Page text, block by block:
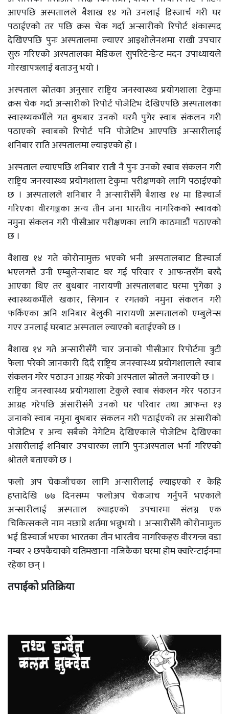
आएपछि अस्पतालले बैशाख १४ गते उनलाई डिस्जार्च गरी घर
पठाईएको तर पछि क्रस चेक गर्दा अन्सारीको रिपोर्ट शंकास्पद
देखिएपछि पुनः अस्पतालमा ल्याएर आइशोलेनशमा राखी उपचार
सुरु गरिएको अस्पतालका मेडिकल सुपरिटेन्डेन्ट मदन उपाध्यायले
गोरखापत्रलाई बताउनु भयो ।
अस्पताल स्रोतका अनुसार राष्ट्रिय जनस्वास्थ्य प्रयोगशाला टेकुमा
क्रस चेक गर्दा अन्सारीको रिपोर्ट पोजेटिभ देखिएपछि अस्पतालका
स्वास्थ्यकर्मीले गत बुधबार उनको घरमै पुगेर स्वाब संकलन गरी
पठाएको स्वाबको रिपोर्ट पनि पोजेटिभ आएपछि अन्सारीलाई
शनिबार राति अस्पतालमा ल्याइएको हो ।
अस्पताल ल्याएपछि शनिबार राती नै पुनः उनको स्बाव संकलन गरी
राष्ट्रिय जनस्वास्थ्य प्रयोगशाला टेकुमा परीक्षणको लागि पठाईएको
छ । अस्पतालले शनिबार नै अन्सारीसँगै बैशाख १४ मा डिस्चार्ज
गरिएका वीरगञ्जका अन्य तीन जना भारतीय नागरिकको स्बावको
नमुना संकलन गरी पीसीआर परीक्षणका लागि काठमाडौं पठाएको
छ ।
वैशाख १४ गते कोरोनामुक्त भएको भनी अस्पतालबाट डिस्चार्ज
भएलगत्तै उनी एम्बुलेन्सबाट घर गई परिवार र आफन्तसँग बस्दै
आएका थिए तर बुधबार नारायणी अस्पतालबाट घरमा पुगेका ३
स्वास्थ्यकर्मीले खकार, सिगान र रगतको नमुना संकलन गरी
फर्किएका अनि शनिबार बेलुकी नारायणी अस्पतालको एम्बुलेन्स
गएर उनलाई घरबाट अस्पताल ल्याएको बताईएको छ ।
बैशाख १४ गते अन्सारीसँगै चार जनाको पीसीआर रिपोर्टमा त्रुटी
फेला परेको जानकारी दिदै राष्ट्रिय जनस्वास्थ्य प्रयोगशालाले स्वाब
संकलन गरेर पठाउन आग्रह गरेको अस्पताल स्रोतले जनाएको छ ।
राष्ट्रिय जनस्वास्थ्य प्रयोगशाला टेकुले स्वाब संकलन गरेर पठाउन
आग्रह गरेपछि अंसारीसंगै उनको घर परिवार तथा आफन्त १३
जनाको स्वाब नमूना बुधबार संकलन गरी पठाईएको तर अंसारीको
पोजेटिभ र अन्य सबैको नेगेटिम देखिएकाले पोजेटिभ देखिएका
अंसारीलाई शनिबार उपचारका लागि पुनःअस्पताल भर्ना गरिएको
श्रोतले बताएको छ ।
फलो अप चेकजाँचका लागि अन्सारीलाई ल्याइएको र केहि
हप्तादेखि ७७ दिनसम्म फलोअप चेकजाच गर्नुपर्ने भएकाले
अन्सारीलाई अस्पताल ल्याइएको उपचारमा संलग्न एक
चिकित्सकले नाम नछाप्ने शर्तमा भन्नुभयो । अन्सारीसँंगै कोरोनामुक्त
भई डिस्चार्ज भएका भारतका तीन भारतीय नागरिकहरु वीरगन्ज वडा
नम्बर २ छपकैयाको यतिमखाना नजिकैका घरमा होम क्वारेन्टाईनमा
रहेका छन् ।
तपाईको प्रतिक्रिया